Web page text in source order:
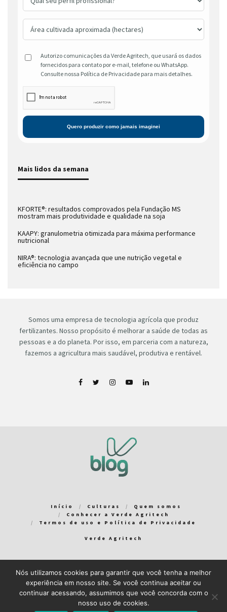
Autorizo comunicações da Verde Agritech, que usará os dados
fornecidos para contato por e-mail, telefone ou WhatsApp.
Consulte nossa Política de Privacidade para mais detalhes.
Mais lidos da semana
KFORTE®: resultados comprovados pela Fundação MS
mostram mais produtividade e qualidade na soja
KAAPY: granulometria otimizada para máxima performance
nutricional
NIRA®: tecnologia avançada que une nutrição vegetal e
eficiência no campo
Somos uma empresa de tecnologia agrícola que produz
fertilizantes. Nosso propósito é melhorar a saúde de todas as
pessoas e a do planeta. Por isso, em parceria com a natureza,
fazemos a agricultura mais saudável, produtiva e rentável.
Início Culturas
Quem somos
Conhecer a Verde Agritech
Termos de uso e Política de Privacidade
Verde Agritech
Bem-vindo ao Verde Blog! Para que a sua experiência em nosso
blog seja a melhor possível, utilizamos cookies. Você pode
aceitar ou gerenciar seus cookiesaqui.
Nós utilizamos cookies para garantir que você tenha a melhor
experiência em nosso site. Se você continua aceitar ou
continuar acessando, assumimos que você concorda com o
nosso uso de cookies.